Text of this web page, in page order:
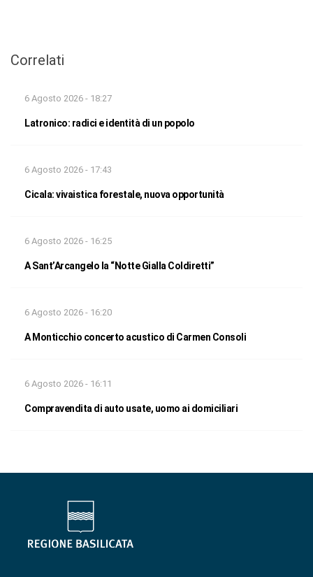
Correlati
6 Agosto 2026 - 18:27
Latronico: radici e identità di un popolo
6 Agosto 2026 - 17:43
Cicala: vivaistica forestale, nuova opportunità
6 Agosto 2026 - 16:25
A Sant’Arcangelo la “Notte Gialla Coldiretti”
6 Agosto 2026 - 16:20
A Monticchio concerto acustico di Carmen Consoli
6 Agosto 2026 - 16:11
Compravendita di auto usate, uomo ai domiciliari